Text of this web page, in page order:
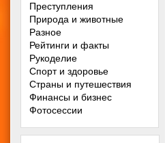
Преступления
Природа и животные
Разное
Рейтинги и факты
Рукоделие
Спорт и здоровье
Страны и путешествия
Финансы и бизнес
Фотосессии